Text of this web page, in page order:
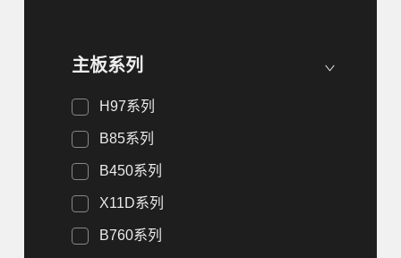
主板系列
H97系列
B85系列
B450系列
X11D系列
B760系列